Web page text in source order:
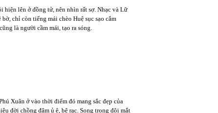
lên ở đồng tử, nên nhìn rất sợ. Nhạc và Lữ
chỉ còn tiếng mái chèo Huệ sục sạo cắm
là người cầm mái, tạo ra sóng.
Xuân ở vào thời điểm đó mang sắc đẹp của
đời chồng đâm ủ ê, bệ rạc. Song trong đôi mắt